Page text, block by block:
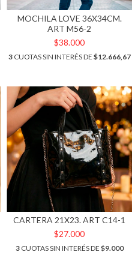
MOCHILA LOVE 36X34CM.
ART M56-2
$38.000
3CUOTAS SIN INTERÉS DE $12.666,67
CARTERA 21X23. ART C14-1
$27.000
3CUOTAS SIN INTERÉS DE $9.000